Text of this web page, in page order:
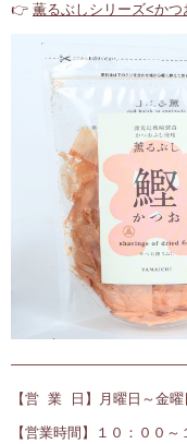
👉 薫るぶしシリーズ<かつ
【営 業 日】月曜日～金曜
【営業時間】１０：００～